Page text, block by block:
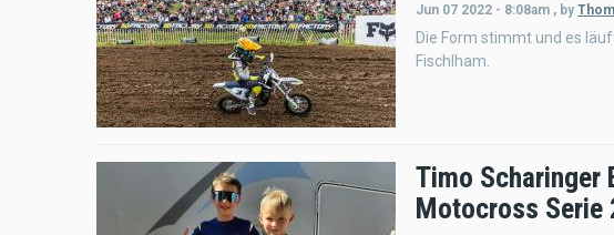
Jun 07 2022 - 8:08am , by
Die Form stimmt und es
Fischlham.
Timo Scharinger
Motocross Serie